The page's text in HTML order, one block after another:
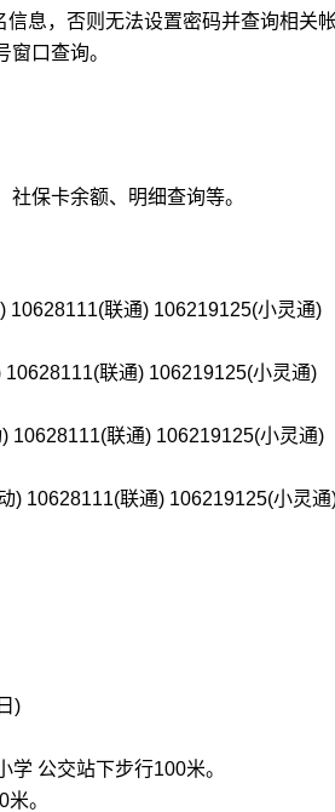
，否则无法设置密码并查询相关
口查询。
保卡余额、明细查询等。
联通) 106219125(小灵通)
联通) 106219125(小灵通)
联通) 106219125(小灵通)
联通) 106219125(小灵通
)
公交站下步行100米。
。